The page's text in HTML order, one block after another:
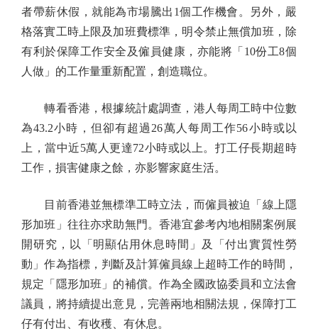
者帶薪休假，就能為市場騰出1個工作機會。另外，嚴
格落實工時上限及加班費標準，明令禁止無償加班，除
有利於保障工作安全及僱員健康，亦能將「10份工8個
人做」的工作量重新配置，創造職位。
轉看香港，根據統計處調查，港人每周工時中位數
為43.2小時，但卻有超過26萬人每周工作56小時或以
上，當中近5萬人更達72小時或以上。打工仔長期超時
工作，損害健康之餘，亦影響家庭生活。
目前香港並無標準工時立法，而僱員被迫「線上隱
形加班」往往亦求助無門。香港宜參考內地相關案例展
開研究，以「明顯佔用休息時間」及「付出實質性勞
動」作為指標，判斷及計算僱員線上超時工作的時間，
規定「隱形加班」的補償。作為全國政協委員和立法會
議員，將持續提出意見，完善兩地相關法規，保障打工
仔有付出、有收穫、有休息。